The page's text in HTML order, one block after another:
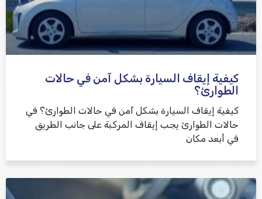
كيفية إيقاف السيارة بشكل آمن في حالات
الطوارئ؟
كيفية إيقاف السيارة بشكل آمن في حالات الطوارئ؟ في
حالات الطوارئ يجب إيقاف المركبة على جانب الطريق
في أبعد مكان